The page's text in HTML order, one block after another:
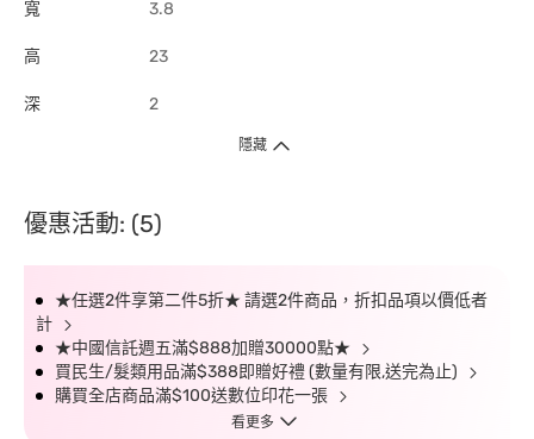
寬 3.8
高 23
深 2
隱藏
優惠活動: (5)
★任選2件享第二件5折★ 請選2件商品，折扣品項以價低者
計
★中國信託週五滿$888加贈30000點★
買民生/髮類用品滿$388即贈好禮 (數量有限,送完為止)
購買全店商品滿$100送數位印花一張
看更多